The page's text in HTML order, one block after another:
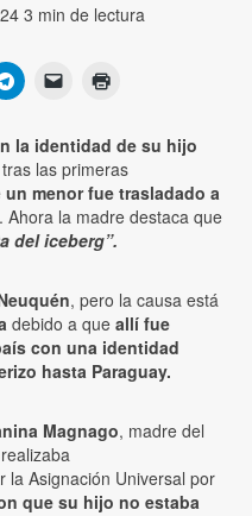
3 min de lectura
la identidad de su hijo
las primeras
un menor fue trasladado a
. Ahora la madre destaca que
del iceberg”.
, pero la causa está
debido a que allí fue
con una identidad
hasta Paraguay.
Magnago, madre del
la Asignación Universal por
que su hijo no estaba